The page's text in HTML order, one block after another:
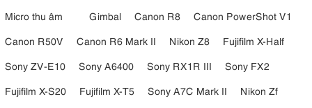
Micro thu âm Gimbal Canon R8
Canon PowerShot V1
Canon R50V
Canon R6 Mark II Nikon Z8
Fujifilm X-Half
Sony ZV-E10
Sony A6400 Sony RX1R III
Sony FX2
Fujifilm X-S20
Fujifilm X-T5 Sony A7C Mark II
Nikon Zf